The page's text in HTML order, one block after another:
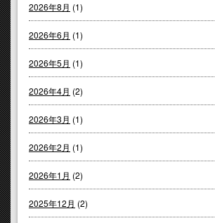
2026年8月 (1)
2026年6月 (1)
2026年5月 (1)
2026年4月 (2)
2026年3月 (1)
2026年2月 (1)
2026年1月 (2)
2025年12月 (2)